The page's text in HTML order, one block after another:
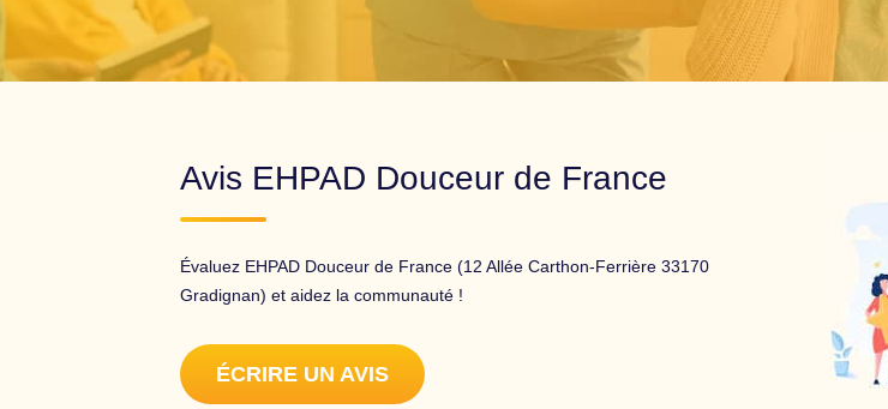
Avis EHPAD Douceur de France
Évaluez EHPAD Douceur de France (12 Allée Carthon-Ferrière 33170
Gradignan) et aidez la communauté !
ÉCRIRE UN AVIS